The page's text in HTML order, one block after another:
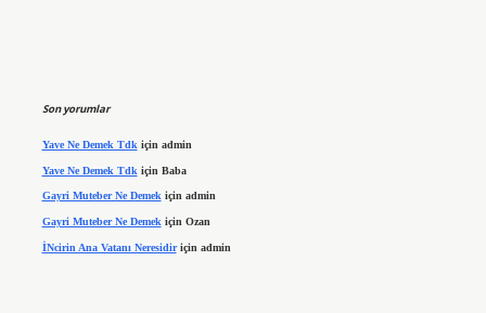
Son yorumlar
Yave Ne Demek Tdk için admin
Yave Ne Demek Tdk için Baba
Gayri Muteber Ne Demekiçin admin
Gayri Muteber Ne Demek için Ozan
İNcirin Ana Vatanı Neresidiriçin admin